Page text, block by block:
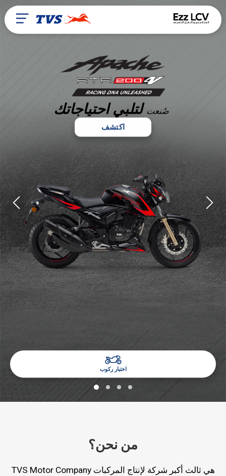
صُنعت لتلبي احتياجاتك
اكتشف
اختبار ركوب
من نحن؟
TVS Motor Company هي ثالث أكبر شركة لإنتاج المركبات